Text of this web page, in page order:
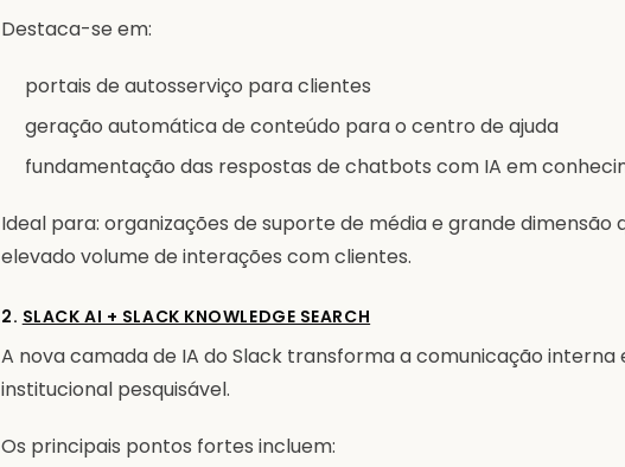
Destaca-se em:
portais de autosserviço para clientes
geração automática de conteúdo para o centro de ajuda
fundamentação das respostas de chatbots com IA em
Ideal para: organizações de suporte de média e grande dimensão
elevado volume de interações com clientes.
2. SLACK AI + SLACK KNOWLEDGE SEARCH
A nova camada de IA do Slack transforma a comunicação interna
institucional pesquisável.
Os principais pontos fortes incluem: